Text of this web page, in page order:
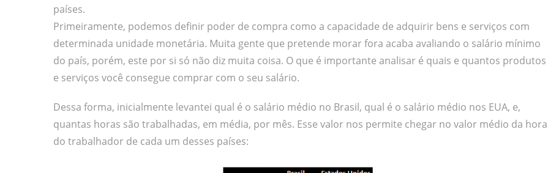
países.
Primeiramente, podemos definir poder de compra como a capacidade de adquirir bens e serviços com
determinada unidade monetária. Muita gente que pretende morar fora acaba avaliando o salário mínimo
do país, porém, este por si só não diz muita coisa. O que é importante analisar é quais e quantos produtos
e serviços você consegue comprar com o seu salário.
Dessa forma, inicialmente levantei qual é o salário médio no Brasil, qual é o salário médio nos EUA, e,
quantas horas são trabalhadas, em média, por mês. Esse valor nos permite chegar no valor médio da hora
do trabalhador de cada um desses países: